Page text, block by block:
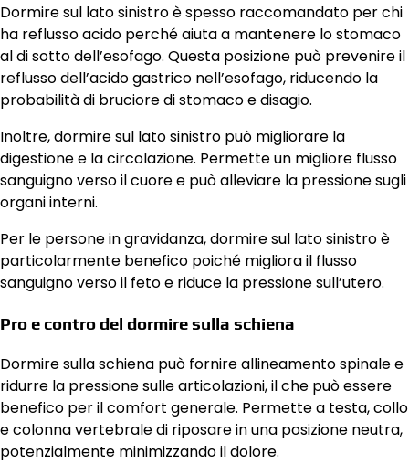
Dormire sul lato sinistro è spesso raccomandato per chi
ha reflusso acido perché aiuta a mantenere lo stomaco
al di sotto dell’esofago. Questa posizione può prevenire il
reflusso dell’acido gastrico nell’esofago, riducendo la
probabilità di bruciore di stomaco e disagio.
Inoltre, dormire sul lato sinistro può migliorare la
digestione e la circolazione. Permette un migliore flusso
sanguigno verso il cuore e può alleviare la pressione sugli
organi interni.
Per le persone in gravidanza, dormire sul lato sinistro è
particolarmente benefico poiché migliora il flusso
sanguigno verso il feto e riduce la pressione sull’utero.
Pro e contro del dormire sulla schiena
Dormire sulla schiena può fornire allineamento spinale e
ridurre la pressione sulle articolazioni, il che può essere
benefico per il comfort generale. Permette a testa, collo
e colonna vertebrale di riposare in una posizione neutra,
potenzialmente minimizzando il dolore.